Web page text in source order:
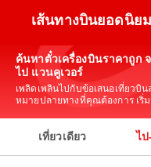
เส้นทางบินยอดนิย
ค้นหาตั๋วเครื่องบินราคาถูก
ไป แวนคูเวอร์
เพลิดเพลินไปกับข้อเสนอเที่ยวบิ
หมายปลายทางที่คุณต้องการ เริ่
เที่ยวเดียว ไ